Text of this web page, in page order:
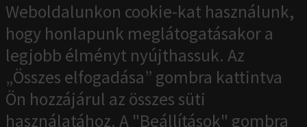
Weboldalunkon cookie-kat használunk,
hogy honlapunk meglátogatásakor a
legjobb élményt nyújthassuk. Az
„Összes elfogadása” gombra kattintva
Ön hozzájárul az összes süti
használatához. A "Beállítások" gombra